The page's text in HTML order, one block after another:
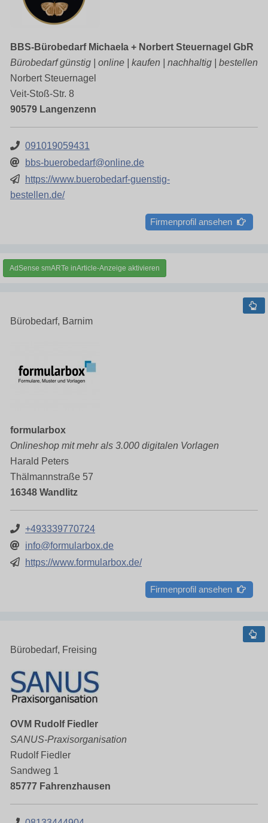
BBS-Bürobedarf Michaela + Norbert Steuernagel GbR
Bürobedarf günstig | online | kaufen | nachhaltig | bestellen
Norbert Steuernagel
Veit-Stoß-Str. 8
90579 Langenzenn
091019059431
bbs-buerobedarf@online.de
https://www.buerobedarf-guenstig-
bestellen.de/
Firmenprofil ansehen
AdSense smARTe inArticle-Anzeige aktivieren
Bürobedarf, Barnim
formularbox
Onlineshop mit mehr als 3.000 digitalen Vorlagen
Harald Peters
Thälmannstraße 57
16348 Wandlitz
+493339770724
info@formularbox.de
https://www.formularbox.de/
Firmenprofil ansehen
Bürobedarf, Freising
OVM Rudolf Fiedler
SANUS-Praxisorganisation
Rudolf Fiedler
Sandweg 1
85777 Fahrenzhausen